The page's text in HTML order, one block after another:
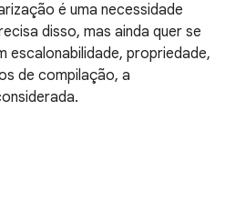
é uma necessidade
disso, mas ainda quer se
escalonabilidade, propriedade,
de compilação, a